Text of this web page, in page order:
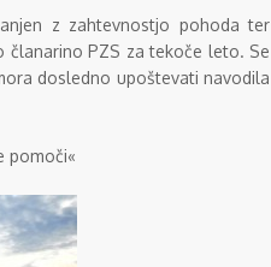
z zahtevnostjo pohoda ter
članarino PZS za tekoče leto. Se
dosledno upoštevati navodila
pomoči«